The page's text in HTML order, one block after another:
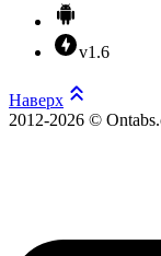
v1.6
Наверх
2012-2026 ©